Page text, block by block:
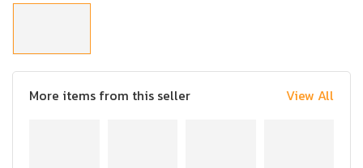
More items from this seller View All